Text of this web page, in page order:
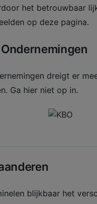
het betrouwbaar
op deze pagina.
dreigt er
Ga hier niet op in.
blijkbaar het